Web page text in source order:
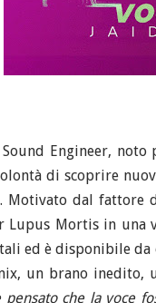
Engineer, noto
di scoprire
dal fattore
Lupus Mortis in
ed è disponibile
un brano
pensato che la voce